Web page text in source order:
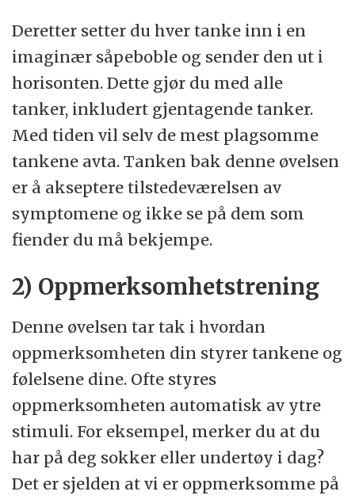
Deretter setter du hver tanke inn i en
imaginær såpeboble og sender den ut i
horisonten. Dette gjør du med alle
tanker, inkludert gjentagende tanker.
Med tiden vil selv de mest plagsomme
tankene avta. Tanken bak denne øvelsen
er å akseptere tilstedeværelsen av
symptomene og ikke se på dem som
fiender du må bekjempe.
2) Oppmerksomhetstrening
Denne øvelsen tar tak i hvordan
oppmerksomheten din styrer tankene og
følelsene dine. Ofte styres
oppmerksomheten automatisk av ytre
stimuli. For eksempel, merker du at du
har på deg sokker eller undertøy i dag?
Det er sjelden at vi er oppmerksomme på